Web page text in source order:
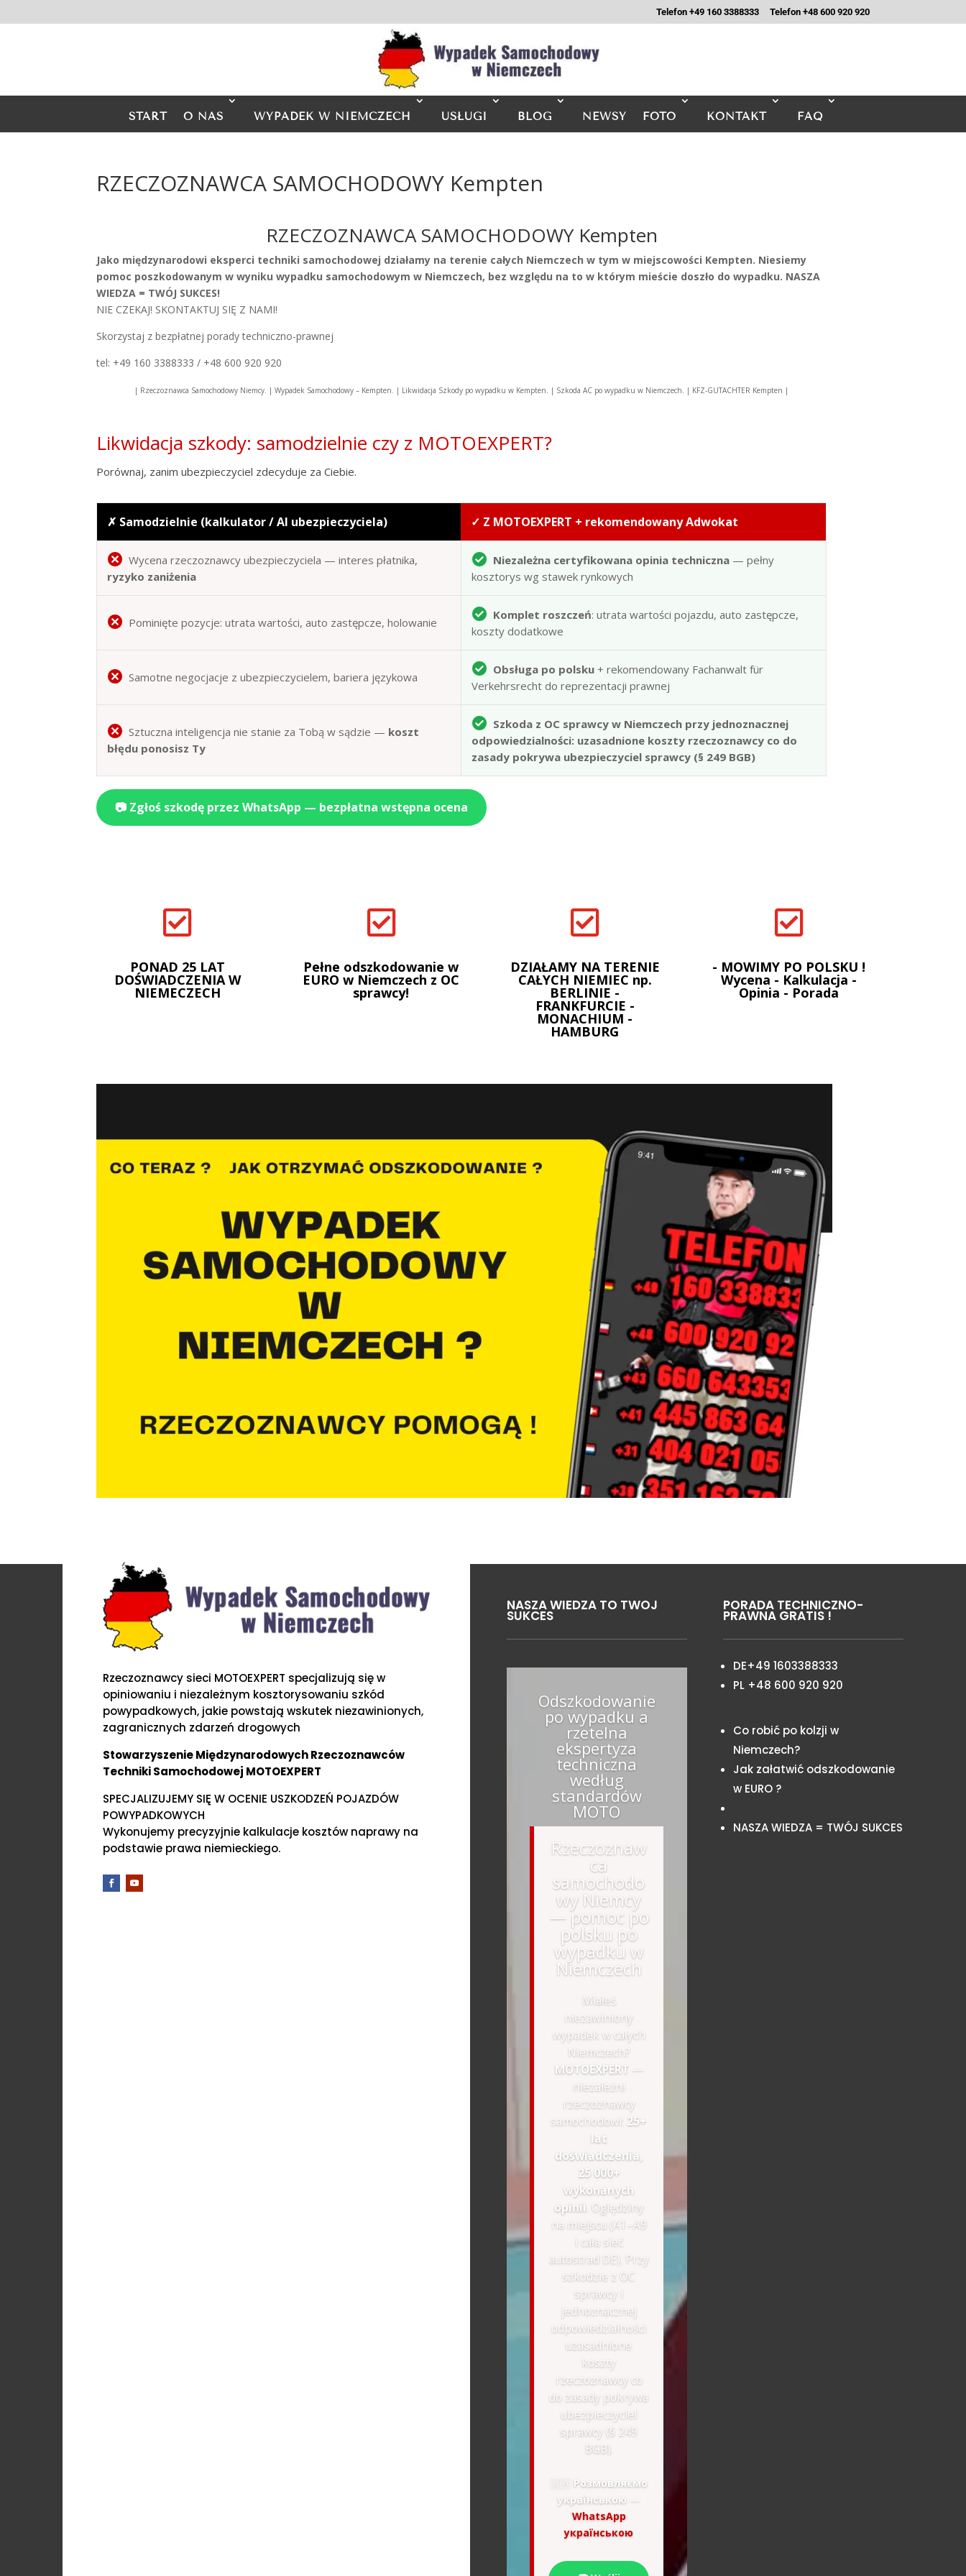
Telefon +49 160 3388333 Telefon +48 600 920 920
START O NAS WYPADEK W NIEMCZECH USŁUGI BLOG NEWSY FOTO KONTAKT FAQ
RZECZOZNAWCA SAMOCHODOWY Kempten
RZECZOZNAWCA SAMOCHODOWY Kempten
Jako międzynarodowi eksperci techniki samochodowej działamy na terenie całych Niemczech w tym w miejscowości Kempten. Niesiemy
pomoc poszkodowanym w wyniku wypadku samochodowym w Niemczech, bez względu na to w którym mieście doszło do wypadku. NASZA
WIEDZA = TWÓJ SUKCES!
NIE CZEKAJ! SKONTAKTUJ SIĘ Z NAMI!
Skorzystaj z bezpłatnej porady techniczno-prawnej
tel: +49 160 3388333 / +48 600 920 920
| Rzeczoznawca Samochodowy Niemcy. | Wypadek Samochodowy – Kempten. | Likwidacja Szkody po wypadku w Kempten. | Szkoda AC po wypadku w Niemczech. | KFZ-GUTACHTER Kempten |
Likwidacja szkody: samodzielnie czy z MOTOEXPERT?
Porównaj, zanim ubezpieczyciel zdecyduje za Ciebie.
✗ Samodzielnie (kalkulator / AI ubezpieczyciela) ✓ Z MOTOEXPERT + rekomendowany Adwokat
Wycena rzeczoznawcy ubezpieczyciela — interes płatnika,
ryzyko zaniżenia
Niezależna certyfikowana opinia techniczna — pełny
kosztorys wg stawek rynkowych
Pominięte pozycje: utrata wartości, auto zastępcze, holowanie
Komplet roszczeń: utrata wartości pojazdu, auto zastępcze,
koszty dodatkowe
Samotne negocjacje z ubezpieczycielem, bariera językowa
Obsługa po polsku + rekomendowany Fachanwalt für
Verkehrsrecht do reprezentacji prawnej
Sztuczna inteligencja nie stanie za Tobą w sądzie — koszt
błędu ponosisz Ty
Szkoda z OC sprawcy w Niemczech przy jednoznacznej
odpowiedzialności: uzasadnione koszty rzeczoznawcy co do
zasady pokrywa ubezpieczyciel sprawcy (§ 249 BGB)
📷 Zgłoś szkodę przez WhatsApp — bezpłatna wstępna ocena

PONAD 25 LAT
DOŚWIADCZENIA W
NIEMECZECH

Pełne odszkodowanie w
EURO w Niemczech z OC
sprawcy!

DZIAŁAMY NA TERENIE
CAŁYCH NIEMIEC np.
BERLINIE -
FRANKFURCIE -
MONACHIUM -
HAMBURG

- MOWIMY PO POLSKU !
Wycena - Kalkulacja -
Opinia - Porada
Rzeczoznawcy sieci MOTOEXPERT specjalizują się w
opiniowaniu i niezależnym kosztorysowaniu szkód
powypadkowych, jakie powstają wskutek niezawinionych,
zagranicznych zdarzeń drogowych
Stowarzyszenie Międzynarodowych Rzeczoznawców
Techniki Samochodowej MOTOEXPERT
SPECJALIZUJEMY SIĘ W OCENIE USZKODZEŃ POJAZDÓW
POWYPADKOWYCH
Wykonujemy precyzyjnie kalkulacje kosztów naprawy na
podstawie prawa niemieckiego.
NASZA WIEDZA TO TWOJ
SUKCES
Odszkodowanie
po wypadku a
rzetelna
ekspertyza
techniczna
według
standardów
MOTO
Rzeczoznaw
ca
samochodo
wy Niemcy
— pomoc po
polsku po
wypadku w
Niemczech
Miałeś
niezawiniony
wypadek w całych
Niemczech?
MOTOEXPERT —
niezależni
rzeczoznawcy
samochodowi: 25+
lat
doświadczenia,
25 000+
wykonanych
opinii . Oględziny
na miejscu (A1–A9
i cała sieć
autostrad DE). Przy
szkodzie z OC
sprawcy i
jednoznacznej
odpowiedzialności
uzasadnione
koszty
rzeczoznawcy co
do zasady pokrywa
ubezpieczyciel
sprawcy (§ 249
BGB).
🇺🇦 Розмовляємо
українською—
WhatsApp
українською
PORADA TECHNICZNO-
PRAWNA GRATIS !
DE+49 1603388333
PL +48 600 920 920
Co robić po kolzji w
Niemczech?
Jak załatwić odszkodowanie
w EURO ?
NASZA WIEDZA = TWÓJ SUKCES